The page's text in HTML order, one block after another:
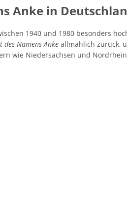
Anke in
1940 und 1980 besonders
des Namens Anke allmählich zurück,
wie Niedersachsen und